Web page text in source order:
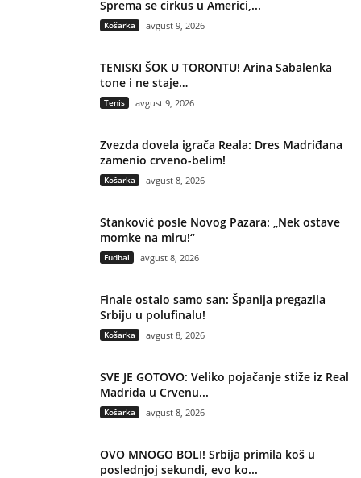
Sprema se cirkus u Americi,...
Košarka avgust 9, 2026
TENISKI ŠOK U TORONTU! Arina Sabalenka
tone i ne staje…
Tenis avgust 9, 2026
Zvezda dovela igrača Reala: Dres Madriđana
zamenio crveno-belim!
Košarka avgust 8, 2026
Stanković posle Novog Pazara: „Nek ostave
momke na miru!“
Fudbal avgust 8, 2026
Finale ostalo samo san: Španija pregazila
Srbiju u polufinalu!
Košarka avgust 8, 2026
SVE JE GOTOVO: Veliko pojačanje stiže iz Real
Madrida u Crvenu...
Košarka avgust 8, 2026
OVO MNOGO BOLI! Srbija primila koš u
poslednjoj sekundi, evo ko...